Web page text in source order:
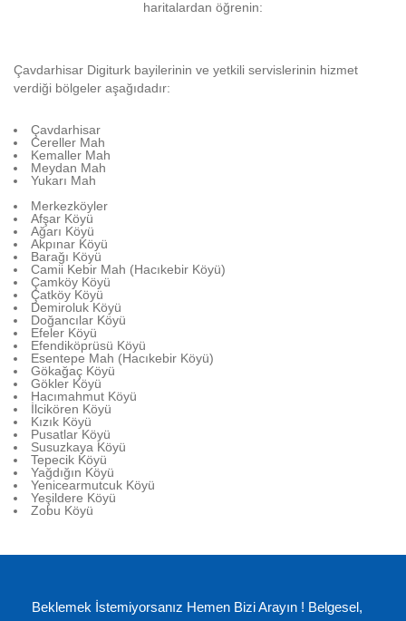
haritalardan öğrenin:
Çavdarhisar Digiturk bayilerinin ve yetkili servislerinin hizmet
verdiği bölgeler aşağıdadır:
Çavdarhisar
Cereller Mah
Kemaller Mah
Meydan Mah
Yukarı Mah
Merkezköyler
Afşar Köyü
Ağarı Köyü
Akpınar Köyü
Barağı Köyü
Camii Kebir Mah (Hacıkebir Köyü)
Çamköy Köyü
Çatköy Köyü
Demiroluk Köyü
Doğancılar Köyü
Efeler Köyü
Efendiköprüsü Köyü
Esentepe Mah (Hacıkebir Köyü)
Gökağaç Köyü
Gökler Köyü
Hacımahmut Köyü
İlcikören Köyü
Kızık Köyü
Pusatlar Köyü
Susuzkaya Köyü
Tepecik Köyü
Yağdığın Köyü
Yenicearmutcuk Köyü
Yeşildere Köyü
Zobu Köyü
Beklemek İstemiyorsanız Hemen Bizi Arayın ! Belgesel,